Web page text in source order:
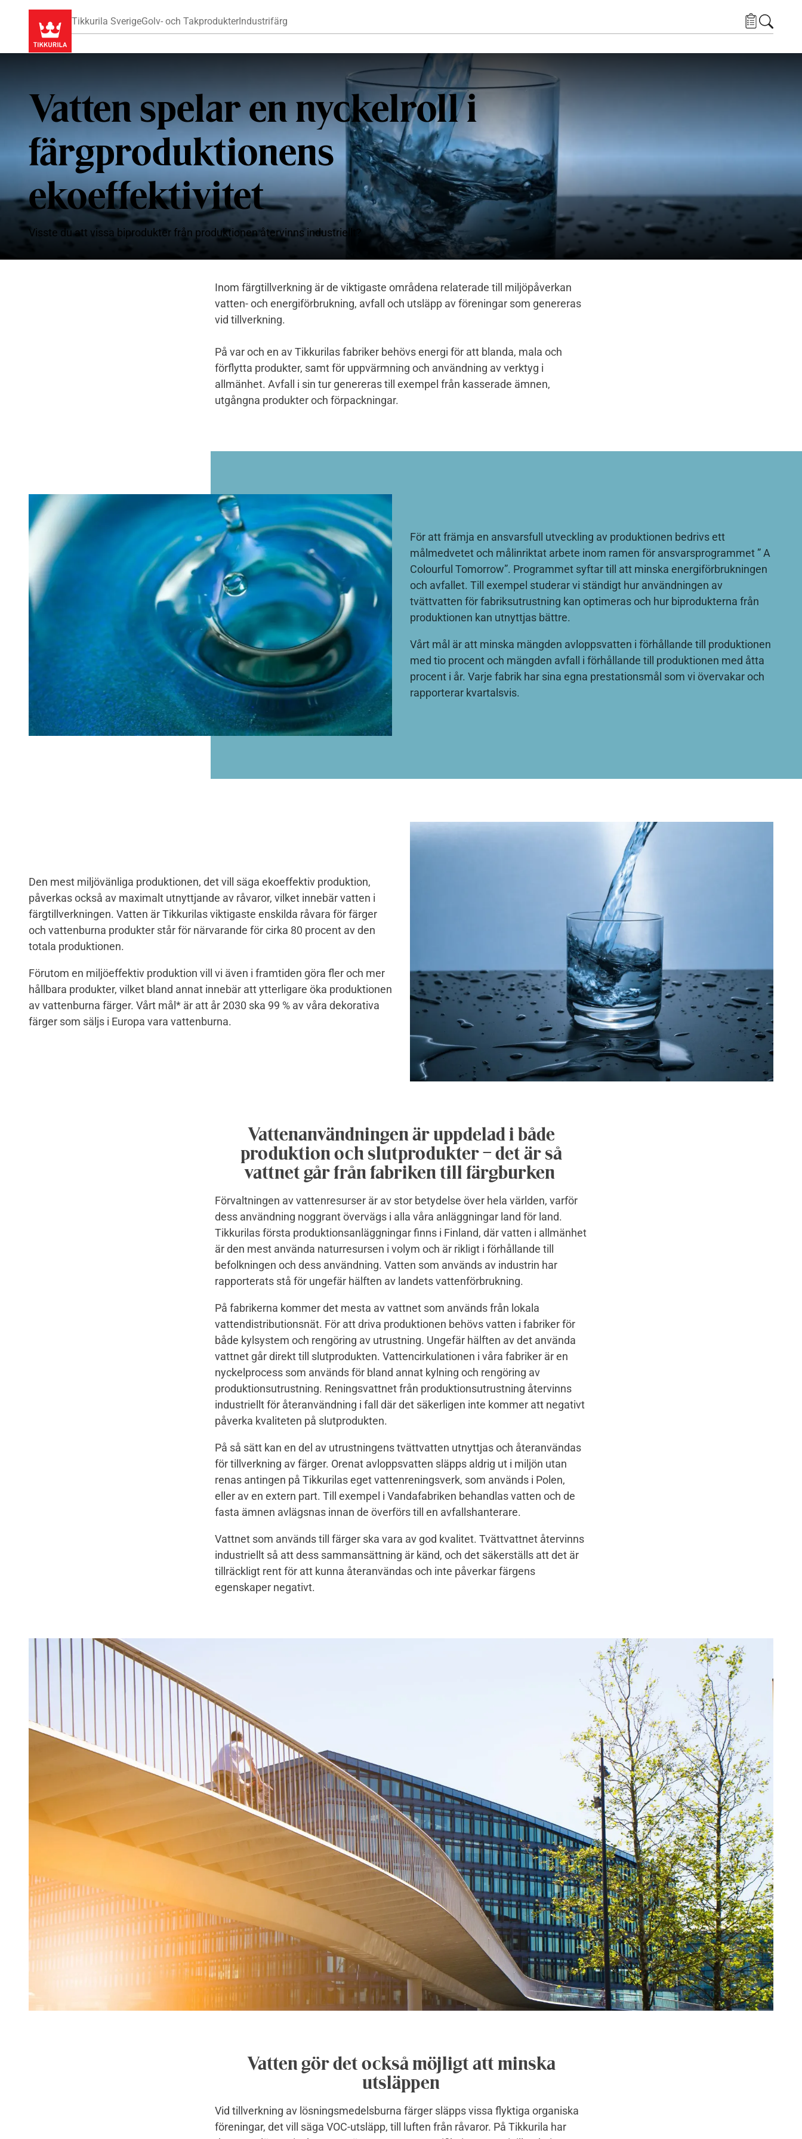
Tikkurila SverigeGolv- och TakprodukterIndustrifärg
Vatten spelar en nyckelroll i
färgproduktionens
ekoeffektivitet
Visste du att vissa biprodukter från produktionen återvinns industriellt?
Inom färgtillverkning är de viktigaste områdena relaterade till miljöpåverkan
vatten- och energiförbrukning, avfall och utsläpp av föreningar som genereras
vid tillverkning.
På var och en av Tikkurilas fabriker behövs energi för att blanda, mala och
förflytta produkter, samt för uppvärmning och användning av verktyg i
allmänhet. Avfall i sin tur genereras till exempel från kasserade ämnen,
utgångna produkter och förpackningar.
För att främja en ansvarsfull utveckling av produktionen bedrivs ett
målmedvetet och målinriktat arbete inom ramen för ansvarsprogrammet ” A
Colourful Tomorrow”. Programmet syftar till att minska energiförbrukningen
och avfallet. Till exempel studerar vi ständigt hur användningen av
tvättvatten för fabriksutrustning kan optimeras och hur biprodukterna från
produktionen kan utnyttjas bättre.
Vårt mål är att minska mängden avloppsvatten i förhållande till produktionen
med tio procent och mängden avfall i förhållande till produktionen med åtta
procent i år. Varje fabrik har sina egna prestationsmål som vi övervakar och
rapporterar kvartalsvis.
Den mest miljövänliga produktionen, det vill säga ekoeffektiv produktion,
påverkas också av maximalt utnyttjande av råvaror, vilket innebär vatten i
färgtillverkningen. Vatten är Tikkurilas viktigaste enskilda råvara för färger
och vattenburna produkter står för närvarande för cirka 80 procent av den
totala produktionen.
Förutom en miljöeffektiv produktion vill vi även i framtiden göra fler och mer
hållbara produkter, vilket bland annat innebär att ytterligare öka produktionen
av vattenburna färger. Vårt mål* är att år 2030 ska 99 % av våra dekorativa
färger som säljs i Europa vara vattenburna.
Vattenanvändningen är uppdelad i både
produktion och slutprodukter – det är så
vattnet går från fabriken till färgburken
Förvaltningen av vattenresurser är av stor betydelse över hela världen, varför
dess användning noggrant övervägs i alla våra anläggningar land för land.
Tikkurilas första produktionsanläggningar finns i Finland, där vatten i allmänhet
är den mest använda naturresursen i volym och är rikligt i förhållande till
befolkningen och dess användning. Vatten som används av industrin har
rapporterats stå för ungefär hälften av landets vattenförbrukning.
På fabrikerna kommer det mesta av vattnet som används från lokala
vattendistributionsnät. För att driva produktionen behövs vatten i fabriker för
både kylsystem och rengöring av utrustning. Ungefär hälften av det använda
vattnet går direkt till slutprodukten. Vattencirkulationen i våra fabriker är en
nyckelprocess som används för bland annat kylning och rengöring av
produktionsutrustning. Reningsvattnet från produktionsutrustning återvinns
industriellt för återanvändning i fall där det säkerligen inte kommer att negativt
påverka kvaliteten på slutprodukten.
På så sätt kan en del av utrustningens tvättvatten utnyttjas och återanvändas
för tillverkning av färger. Orenat avloppsvatten släpps aldrig ut i miljön utan
renas antingen på Tikkurilas eget vattenreningsverk, som används i Polen,
eller av en extern part. Till exempel i Vandafabriken behandlas vatten och de
fasta ämnen avlägsnas innan de överförs till en avfallshanterare.
Vattnet som används till färger ska vara av god kvalitet. Tvättvattnet återvinns
industriellt så att dess sammansättning är känd, och det säkerställs att det är
tillräckligt rent för att kunna återanvändas och inte påverkar färgens
egenskaper negativt.
Vatten gör det också möjligt att minska
utsläppen
Vid tillverkning av lösningsmedelsburna färger släpps vissa flyktiga organiska
föreningar, det vill säga VOC-utsläpp, till luften från råvaror. På Tikkurila har